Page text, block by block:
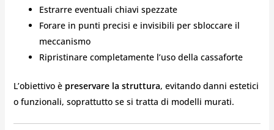
Estrarre eventuali chiavi spezzate
Forare in punti precisi e invisibili per sbloccare il
meccanismo
Ripristinare completamente l’uso della cassaforte
L’obiettivo è preservare la struttura, evitando danni estetici
o funzionali, soprattutto se si tratta di modelli murati.